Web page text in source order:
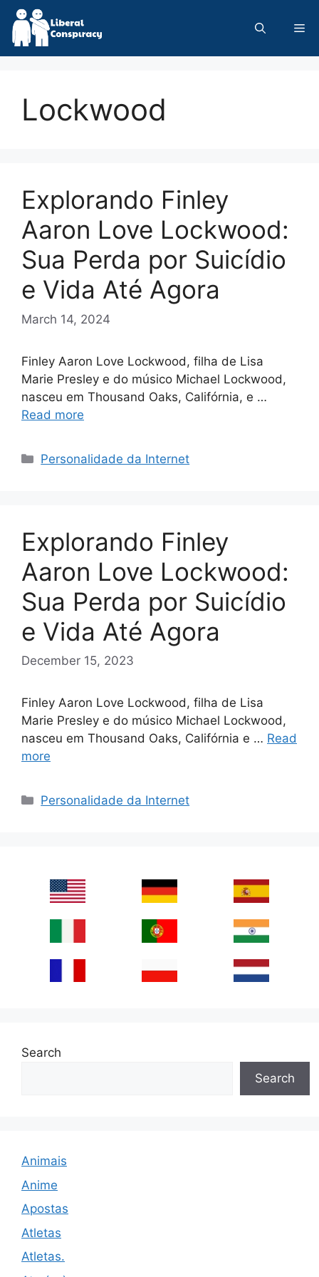
Skip
content
Lockwood
Explorando Finley
Aaron Love Lockwood:
Sua Perda por Suicídio
e Vida Até Agora
March 14, 2024
Finley Aaron Love Lockwood, filha de Lisa
Marie Presley e do músico Michael Lockwood,
nasceu em Thousand Oaks, Califórnia, e …
Read more
Categories
Personalidade da Internet
Explorando Finley
Aaron Love Lockwood:
Sua Perda por Suicídio
e Vida Até Agora
December 15, 2023
Finley Aaron Love Lockwood, filha de Lisa
Marie Presley e do músico Michael Lockwood,
nasceu em Thousand Oaks, Califórnia e … Read
more
Categories
Personalidade da Internet
Search
Search
Animais
Anime
Apostas
Atletas
Atletas.